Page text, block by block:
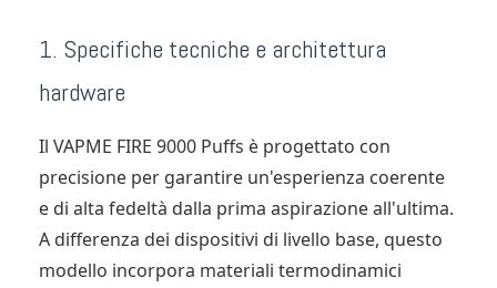
1. Specifiche tecniche e architettura
hardware
Il VAPME FIRE 9000 Puffs è progettato con
precisione per garantire un'esperienza coerente
e di alta fedeltà dalla prima aspirazione all'ultima.
A differenza dei dispositivi di livello base, questo
modello incorpora materiali termodinamici